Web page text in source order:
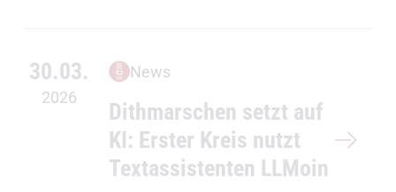
Dithmarschen setzt auf
KI: Erster Kreis nutzt
Textassistenten LLMoin
News
30.03.
2026